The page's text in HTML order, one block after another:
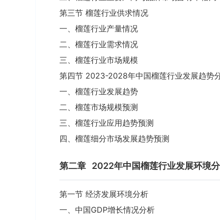
第三节 榴莲行业供求情况
一、榴莲行业产量情况
二、榴莲行业需求情况
三、榴莲行业市场规模
第四节 2023-2028年中国榴莲行业发展趋势
一、榴莲行业发展趋势
二、榴莲市场规模预测
三、榴莲行业应用趋势预测
四、榴莲细分市场发展趋势预测
第二章 2022年中国榴莲行业发展环境
第一节 经济发展环境分析
一、中国GDP增长情况分析